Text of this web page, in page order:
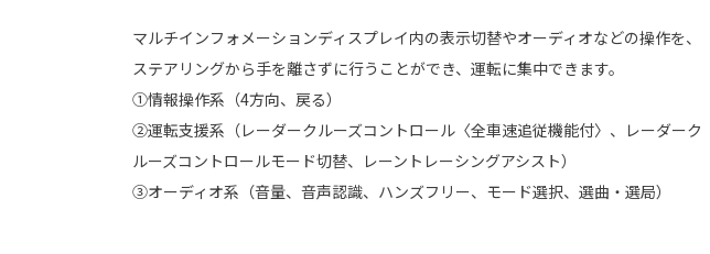
マルチインフォメーションディスプレイ内の表示切替やオーディオなどの操作を、
ステアリングから手を離さずに行うことができ、運転に集中できます。
①情報操作系（4方向、戻る）
②運転支援系（レーダークルーズコントロール〈全車速追従機能付〉、レーダーク
ルーズコントロールモード切替、レーントレーシングアシスト）
③オーディオ系（音量、音声認識、ハンズフリー、モード選択、選曲・選局）